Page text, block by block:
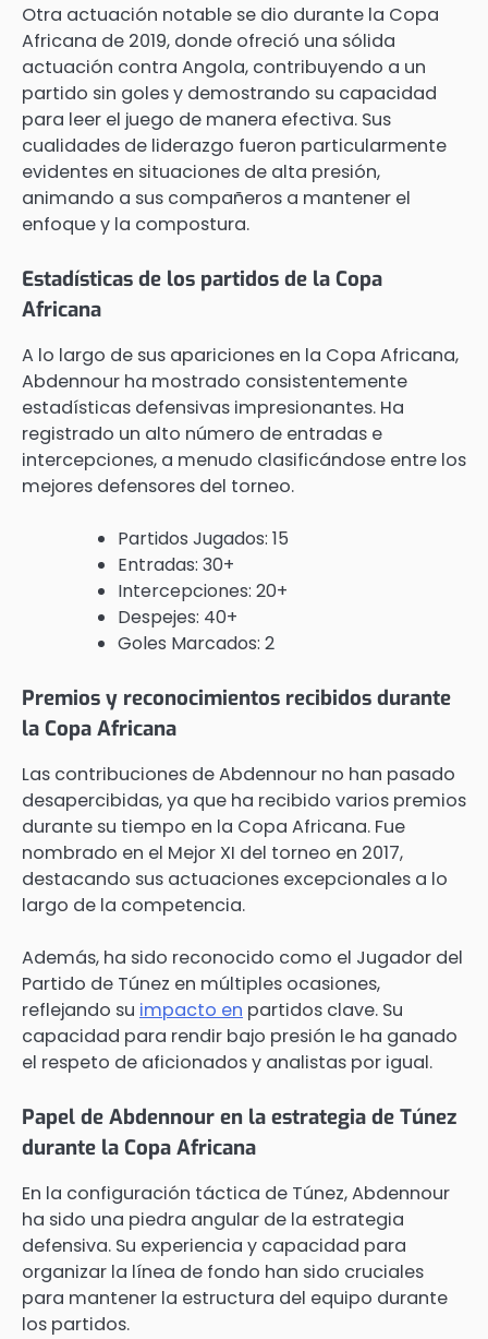
Otra actuación notable se dio durante la Copa
Africana de 2019, donde ofreció una sólida
actuación contra Angola, contribuyendo a un
partido sin goles y demostrando su capacidad
para leer el juego de manera efectiva. Sus
cualidades de liderazgo fueron particularmente
evidentes en situaciones de alta presión,
animando a sus compañeros a mantener el
enfoque y la compostura.
Estadísticas de los partidos de la Copa
Africana
A lo largo de sus apariciones en la Copa Africana,
Abdennour ha mostrado consistentemente
estadísticas defensivas impresionantes. Ha
registrado un alto número de entradas e
intercepciones, a menudo clasificándose entre los
mejores defensores del torneo.
Partidos Jugados: 15
Entradas: 30+
Intercepciones: 20+
Despejes: 40+
Goles Marcados: 2
Premios y reconocimientos recibidos durante
la Copa Africana
Las contribuciones de Abdennour no han pasado
desapercibidas, ya que ha recibido varios premios
durante su tiempo en la Copa Africana. Fue
nombrado en el Mejor XI del torneo en 2017,
destacando sus actuaciones excepcionales a lo
largo de la competencia.
Además, ha sido reconocido como el Jugador del
Partido de Túnez en múltiples ocasiones,
reflejando su impacto en partidos clave. Su
capacidad para rendir bajo presión le ha ganado
el respeto de aficionados y analistas por igual.
Papel de Abdennour en la estrategia de Túnez
durante la Copa Africana
En la configuración táctica de Túnez, Abdennour
ha sido una piedra angular de la estrategia
defensiva. Su experiencia y capacidad para
organizar la línea de fondo han sido cruciales
para mantener la estructura del equipo durante
los partidos.